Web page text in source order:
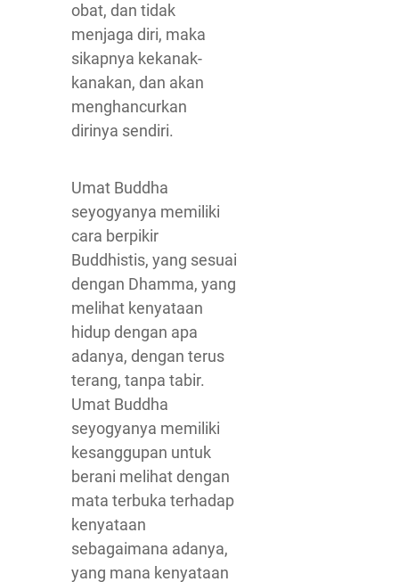
obat, dan tidak
menjaga diri, maka
sikapnya kekanak-
kanakan, dan akan
menghancurkan
dirinya sendiri.
Umat Buddha
seyogyanya memiliki
cara berpikir
Buddhistis, yang sesuai
dengan Dhamma, yang
melihat kenyataan
hidup dengan apa
adanya, dengan terus
terang, tanpa tabir.
Umat Buddha
seyogyanya memiliki
kesanggupan untuk
berani melihat dengan
mata terbuka terhadap
kenyataan
sebagaimana adanya,
yang mana kenyataan